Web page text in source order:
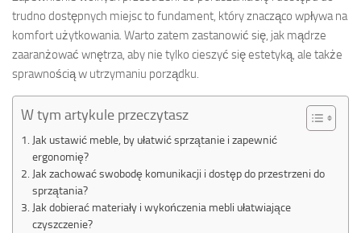
trudno dostępnych miejsc to fundament, który znacząco wpływa na
komfort użytkowania. Warto zatem zastanowić się, jak mądrze
zaaranżować wnętrza, aby nie tylko cieszyć się estetyką, ale także
sprawnością w utrzymaniu porządku.
W tym artykule przeczytasz
Jak ustawić meble, by ułatwić sprzątanie i zapewnić
ergonomię?
Jak zachować swobodę komunikacji i dostęp do przestrzeni do
sprzątania?
Jak dobierać materiały i wykończenia mebli ułatwiające
czyszczenie?